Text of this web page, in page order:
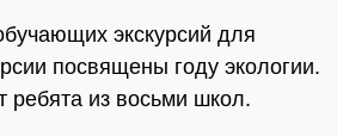
экскурсий для
посвящены году экологии.
ребята из восьми школ.